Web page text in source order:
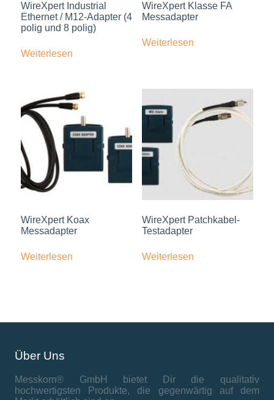
WireXpert Industrial
Ethernet / M12-Adapter (4
polig und 8 polig)
Weiterlesen
WireXpert Klasse FA
Messadapter
Weiterlesen
WireXpert Koax
Messadapter
Weiterlesen
WireXpert Patchkabel-
Testadapter
Weiterlesen
Über Uns
Messkom® GmbH bietet Dir die qualitativ
hochwertigsten Produkte, die gegenwärtig auf dem